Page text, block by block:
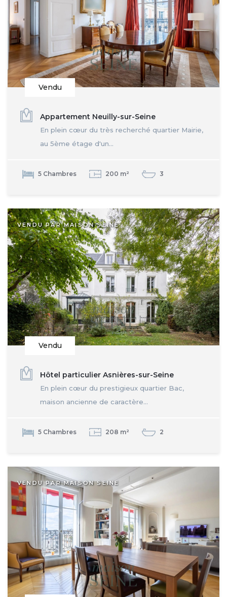
Vendu
Appartement Neuilly-sur-Seine
En plein cœur du très recherché quartier Mairie,
au 5ème étage d'un...
5 Chambres 200 m² 3
VENDU PAR MAISON SEINE
Vendu
Hôtel particulier Asnières-sur-Seine
En plein cœur du prestigieux quartier Bac,
maison ancienne de caractère...
5 Chambres 208 m² 2
VENDU PAR MAISON SEINE